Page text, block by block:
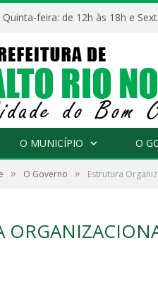
Quinta-feira: de 12h às 18h e
O MUNICÍPIO O
» O Governo » Estrutura